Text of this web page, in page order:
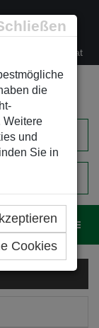
die
Weitere
und
Sie in
Cookies
office@leso.at